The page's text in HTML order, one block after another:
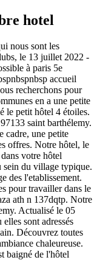
hotel
nous sont les
le 13 juillet 2022 -
à paris 5e
accueil
recherchons pour
en a une petite
le petit hôtel 4 étoiles.
saint barthélemy.
cadre, une petite
offres. Notre hôtel, le
votre hôtel
sein du village typique.
des l'etablissement.
pour travailler dans le
ath n 137dqtp. Notre
Actualisé le 05
sont adressés
Découvrez toutes
chaleureuse.
baigné de l'hôtel